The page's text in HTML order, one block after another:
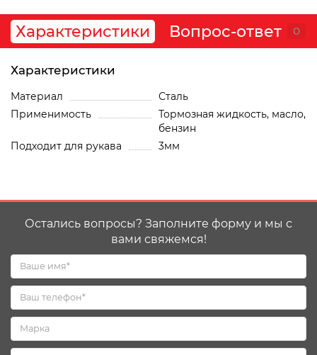
Характеристики Вопрос-ответ 0
Характеристики
Материал
Сталь
Применимость
Тормозная жидкость, масло,
бензин
Подходит для рукава
3мм
Остались вопросы? Заполните форму и мы с
вами свяжемся!